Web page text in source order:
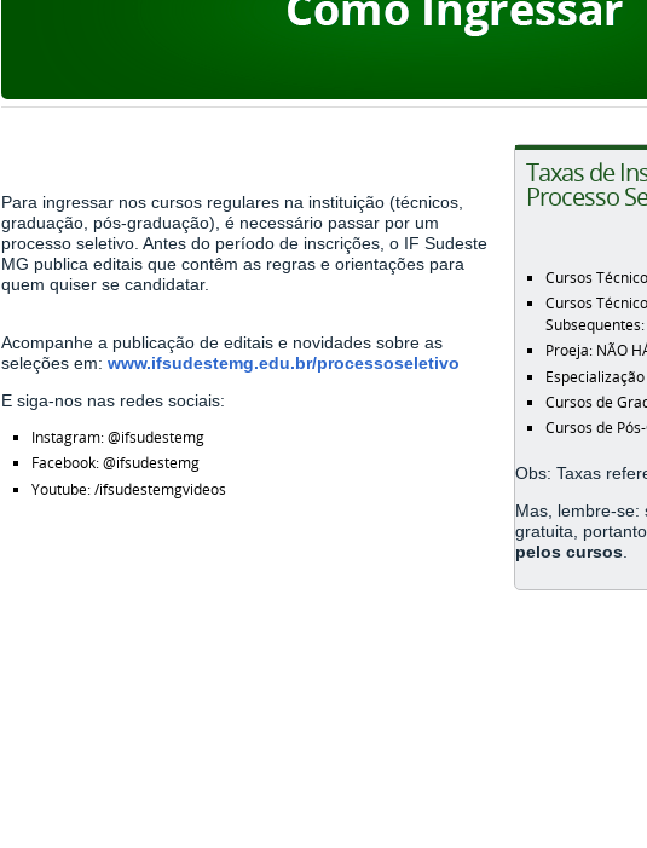
Para ingressar nos cursos regulares na instituição (técnicos,
graduação, pós-graduação), é necessário passar por um
processo seletivo. Antes do período de inscrições, o IF Sudeste
MG publica editais que contêm as regras e orientações para
quem quiser se candidatar.
Acompanhe a publicação de editais e novidades sobre as
seleções em: www.ifsudestemg.edu.br/processoseletivo
E siga-nos nas redes sociais:
Instagram: @ifsudestemg
Facebook: @ifsudestemg
Youtube: /ifsudestemgvideos
Taxas de
Processo
Cursos
Cursos
Proeja: NÃO
Cursos de
Cursos de
Obs: Taxas
Mas, lembre-se:
gratuita, portanto,
pelos cursos.